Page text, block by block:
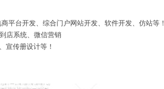
平台开发、综合门户网站开发、软件开发、仿站等！
店系统、微信营销
宣传册设计等！